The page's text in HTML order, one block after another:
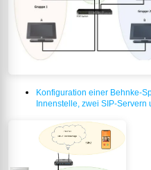
Konfiguration einer Behnke-
Innenstelle, zwei SIP-